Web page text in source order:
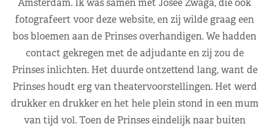
Amsterdam. Ik was samen met Josée Zwaga, die ook
fotografeert voor deze website, en zij wilde graag een
bos bloemen aan de Prinses overhandigen. We hadden
contact gekregen met de adjudante en zij zou de
Prinses inlichten. Het duurde ontzettend lang, want de
Prinses houdt erg van theatervoorstellingen. Het werd
drukker en drukker en het hele plein stond in een mum
van tijd vol. Toen de Prinses eindelijk naar buiten